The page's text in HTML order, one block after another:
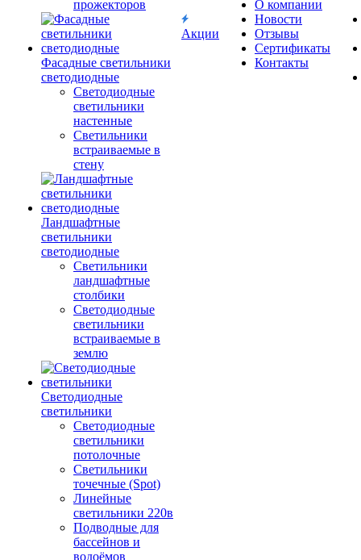
прожекторов
Фасадные светильники
светодиодные
Светодиодные
светильники
настенные
Светильники
встраиваемые в
стену
Ландшафтные
светильники
светодиодные
Светильники
ландшафтные
столбики
Светодиодные
светильники
встраиваемые в
землю
Светодиодные
светильники
Светодиодные
светильники
потолочные
Светильники
точечные (Spot)
Линейные
светильники 220в
Подводные для
бассейнов и
водоёмов
Акции
О компании
Новости
Отзывы
Сертификаты
Контакты